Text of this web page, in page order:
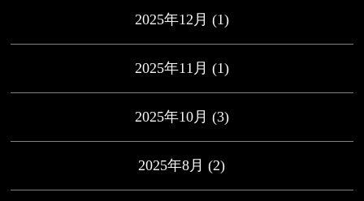
2025年12月 (1)
2025年11月 (1)
2025年10月 (3)
2025年8月 (2)